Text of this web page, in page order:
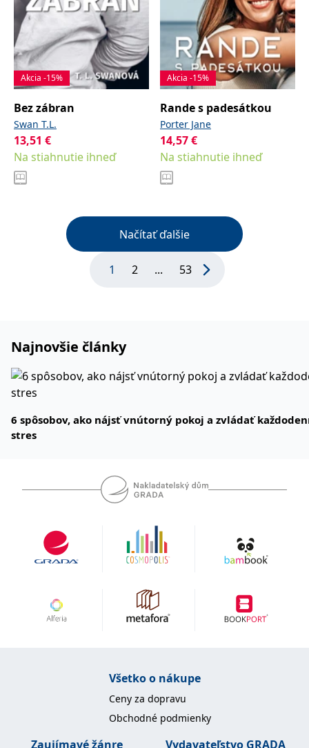
Akcia -15%
Bez zábran
Swan T.L.
13,51 €
Na stiahnutie ihneď
Akcia -15%
Rande s padesátkou
Porter Jane
14,57€
Na stiahnutie ihneď
Načítať ďalšie
1 2 ... 53
Najnovšie články
6 spôsobov, ako nájsť vnútorný pokoj a zvládať
stres
Všetko o nákupe
Ceny za dopravu
Obchodné podmienky
Zaujímavé žánre Vydavateľstvo GRADA